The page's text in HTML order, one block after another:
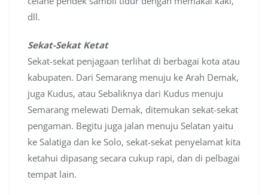
dll.
Sekat-Sekat Ketat
Sekat-sekat penjagaan terlihat di berbagai kota atau
kabupaten. Dari Semarang menuju ke Arah Demak,
juga Kudus, atau Sebaliknya dari Kudus menuju
Semarang melewati Demak, ditemukan sekat-sekat
pengaman. Begitu juga jalan menuju Selatan yaitu
ke Salatiga dan ke Solo, sekat-sekat penyelamat kita
ketahui dipasang secara cukup rapi, dan di pelbagai
tempat lain.